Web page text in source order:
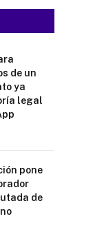
de un
ya
legal
pone
de